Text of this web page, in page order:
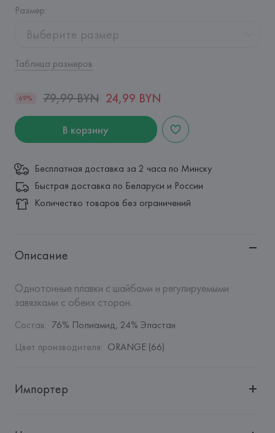
Размер:
Выберите размер
Таблица размеров
69% 79,99 BYN 24,99 BYN
В корзину
Бесплатная доставка за 2 часа по Минску
Быстрая доставка по Беларуси и России
Количество товаров без ограничений
Описание
Однотонные плавки с шайбами и регулируемыми
завязками с обеих сторон.
Состав: 76% Полиамид, 24% Эластан
Цвет производителя: ORANGE (66)
Импортер